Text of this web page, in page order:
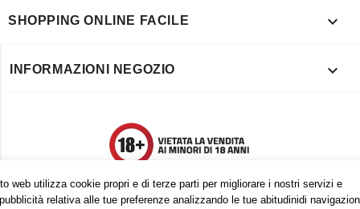
web utilizza cookie propri e di terze parti per migliorare i nostri servizi e
relativa alle tue preferenze analizzando le tue abitudinidi
SHOPPING ONLINE FACILE 
INFORMAZIONI NEGOZIO 